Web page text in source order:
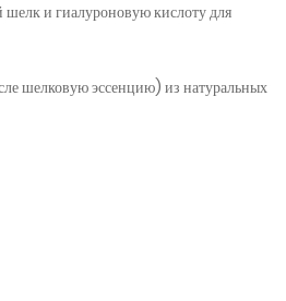
шелк и гиалуроновую кислоту для
шелковую эссенцию) из натуральных